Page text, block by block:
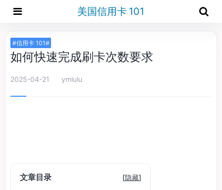
美国信用卡 101
#信用卡 101#
如何快速完成刷卡次数要求
2025-04-21 ymlulu
文章目录 [隐藏]